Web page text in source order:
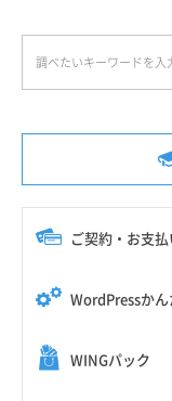
ご契約・お支
WordPressか
WINGパック